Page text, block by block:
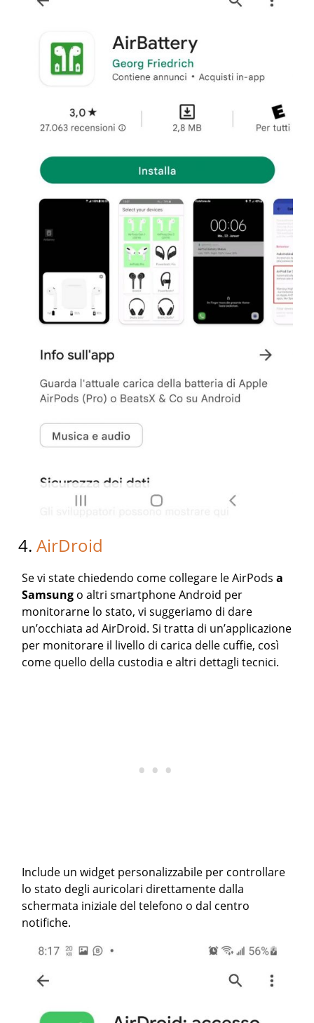
4.AirDroid
Se vi state chiedendo come collegare le AirPods a
Samsung o altri smartphone Android per
monitorarne lo stato, vi suggeriamo di dare
un’occhiata ad AirDroid. Si tratta di un’applicazione
per monitorare il livello di carica delle cuffie, così
come quello della custodia e altri dettagli tecnici.
Include un widget personalizzabile per controllare
lo stato degli auricolari direttamente dalla
schermata iniziale del telefono o dal centro
notifiche.